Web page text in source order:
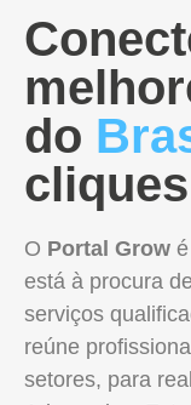
do
O Portal Grow
está à procura
serviços
reúne
setores, para